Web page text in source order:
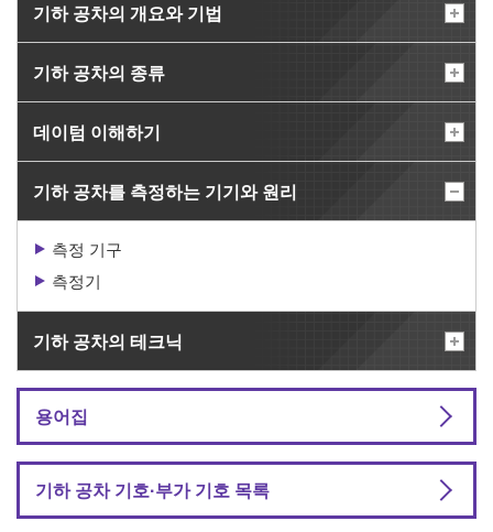
기하 공차의 개요와 기법
기하 공차의 종류
데이텀 이해하기
기하 공차를 측정하는 기기와 원리
측정 기구
측정기
기하 공차의 테크닉
용어집
기하 공차 기호·부가 기호 목록